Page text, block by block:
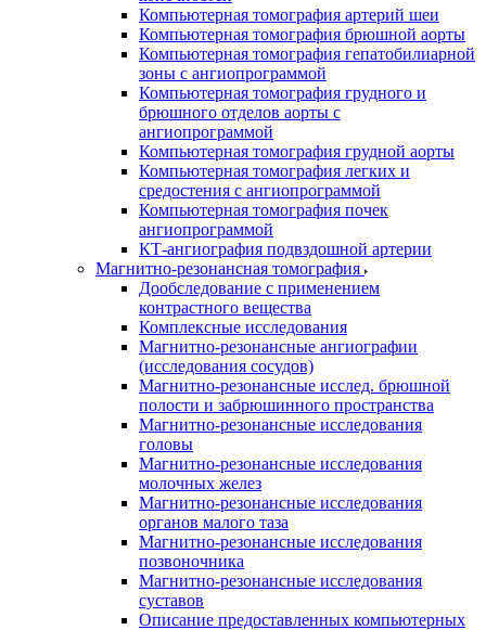
Компьютерная томография артерий шеи
Компьютерная томография брюшной аорты
Компьютерная томография гепатобилиарной
зоны с ангиопрограммой
Компьютерная томография грудного и
брюшного отделов аорты с
ангиопрограммой
Компьютерная томография грудной аорты
Компьютерная томография легких и
средостения с ангиопрограммой
Компьютерная томография почек
ангиопрограммой
КТ-ангиография подвздошной артерии
Магнитно-резонансная томография
Дообследование с применением
контрастного вещества
Комплексные исследования
Магнитно-резонансные ангиографии
(исследования сосудов)
Магнитно-резонансные исслед. брюшной
полости и забрюшинного пространства
Магнитно-резонансные исследования
головы
Магнитно-резонансные исследования
молочных желез
Магнитно-резонансные исследования
органов малого таза
Магнитно-резонансные исследования
позвоночника
Магнитно-резонансные исследования
суставов
Описание предоставленных компьютерных